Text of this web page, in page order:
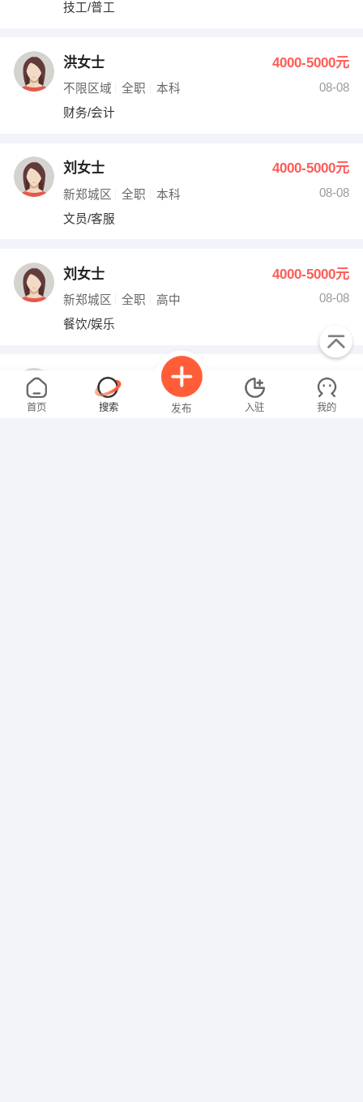
技工/普工
洪女士 4000-5000元
不限区域 全职 本科
08-08
财务/会计
刘女士 4000-5000元
新郑城区 全职 本科
08-08
文员/客服
刘女士 4000-5000元
新郑城区 全职 高中
08-08
餐饮/娱乐
付女士 3000-4000元
不限
08-08
首页 搜索 发布 入驻 我的